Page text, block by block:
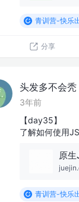
青训营-快乐
分享
头发多不会秃
3年前
【day35】
了解如何使用
青训营-快乐